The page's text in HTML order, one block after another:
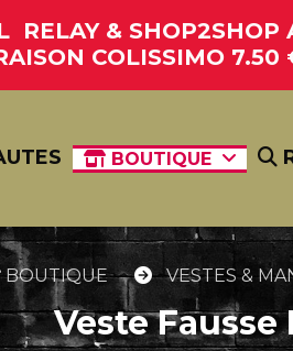
RELAY &
COLISSIMO
BOUTIQUE
BOUTIQUE VESTES &
Veste